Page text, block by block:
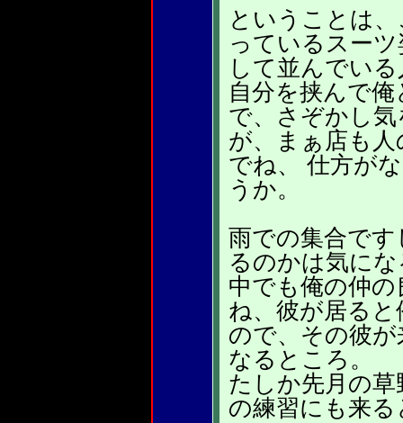
ということは
っているスー
して並んでい
自分を挟んで
で、さぞかし
が、まぁ店も
でね、 仕方が
うか。
雨での集合で
るのかは気に
中でも俺の仲
ね、彼が居る
ので、その彼
なるところ。
たしか先月の
の練習にも来